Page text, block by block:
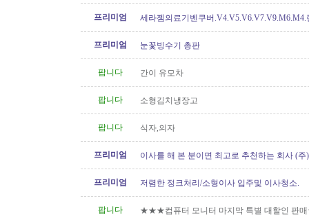
프리미엄
세라젬의료기벤쿠버.V4.V5.V6.V7.V9.M6.M4.
프리미엄
눈꽃빙수기 총판
팝니다 간이 유모차
팝니다 소형김치냉장고
팝니다 식자,의자
프리미엄
이사를 해 본 분이면 최고로 추천하는 회사 (주
프리미엄
저렴한 정크처리/소형이사 입주및 이사청소.
팝니다 ★★★컴퓨터 모니터 마지막 특별 대할인